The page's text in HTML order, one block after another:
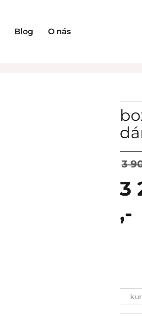
Blog O nás
3
3
,-